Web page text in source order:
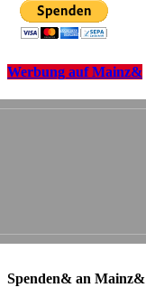
Werbung auf Mainz&
Spenden& an Mainz&